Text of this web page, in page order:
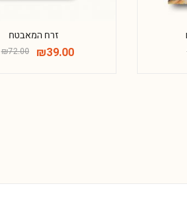
זרח המאבטח
₪72.00 ₪39.00